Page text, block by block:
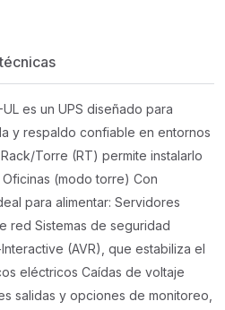
es un UPS diseñado para
y respaldo confiable en entornos
Torre (RT) permite instalarlo
(modo torre) Con
para alimentar: Servidores
red Sistemas de seguridad
(AVR), que estabiliza el
eléctricos Caídas de voltaje
salidas y opciones de monitoreo,